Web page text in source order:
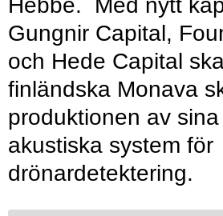
Hebbe. Med nytt
Gungnir Capital,
och Hede Capital
finländska Monava
produktionen av
akustiska system för
drönardetektering.